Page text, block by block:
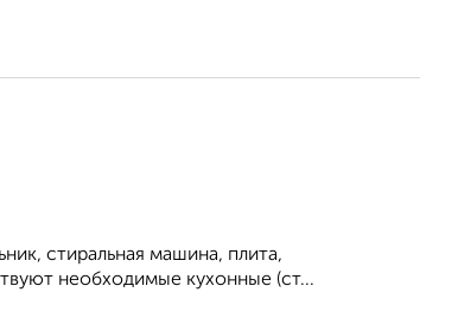
стиральная машина, плита,
необходимые кухонные (ст...